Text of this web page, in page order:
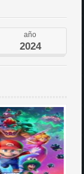
año
2024